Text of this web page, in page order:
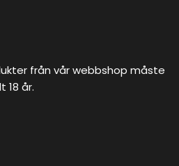
från vår webbshop måste
18 år.